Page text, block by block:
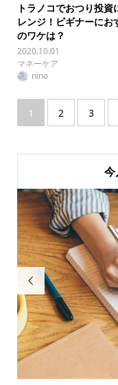
トラノコでおつり投資
レンジ！ビギナーにお
のワケは？
2020.10.01
マネーケア
nino
1 2 3
今
